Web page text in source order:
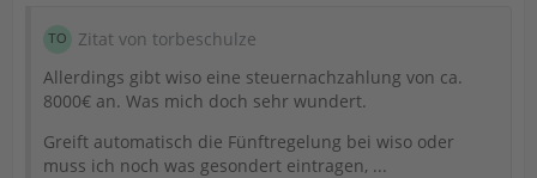
Zitat von torbeschulze
Allerdings gibt wiso eine steuernachzahlung von ca.
8000€ an. Was mich doch sehr wundert.
Greift automatisch die Fünftregelung bei wiso oder
muss ich noch was gesondert eintragen, ...